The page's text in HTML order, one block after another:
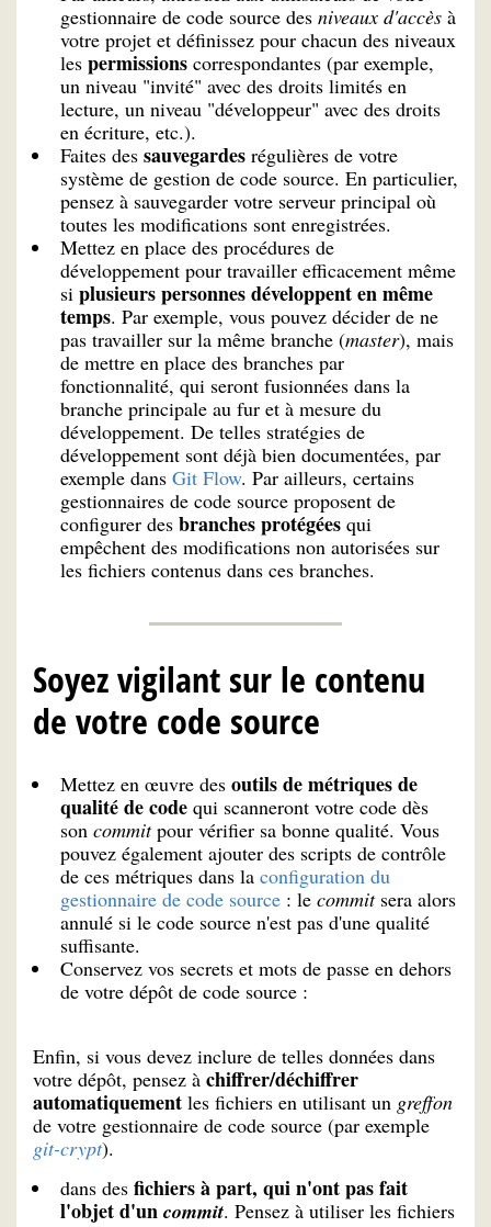
gestionnaire de code source des niveaux d'accès à
votre projet et définissez pour chacun des niveaux
les permissions correspondantes (par exemple,
un niveau "invité" avec des droits limités en
lecture, un niveau "développeur" avec des droits
en écriture, etc.).
Faites des sauvegardes régulières de votre
système de gestion de code source. En particulier,
pensez à sauvegarder votre serveur principal où
toutes les modifications sont enregistrées.
Mettez en place des procédures de
développement pour travailler efficacement même
si plusieurs personnes développent en même
temps. Par exemple, vous pouvez décider de ne
pas travailler sur la même branche (master), mais
de mettre en place des branches par
fonctionnalité, qui seront fusionnées dans la
branche principale au fur et à mesure du
développement. De telles stratégies de
développement sont déjà bien documentées, par
exemple dans Git Flow. Par ailleurs, certains
gestionnaires de code source proposent de
configurer des branches protégées qui
empêchent des modifications non autorisées sur
les fichiers contenus dans ces branches.
Soyez vigilant sur le contenu
de votre code source
Mettez en œuvre des outils de métriques de
qualité de code qui scanneront votre code dès
son commitpour vérifier sa bonne qualité. Vous
pouvez également ajouter des scripts de contrôle
de ces métriques dans la configuration du
gestionnaire de code source : le commitsera alors
annulé si le code source n'est pas d'une qualité
suffisante.
Conservez vos secrets et mots de passe en dehors
de votre dépôt de code source :
Enfin, si vous devez inclure de telles données dans
votre dépôt, pensez à chiffrer/déchiffrer
automatiquement les fichiers en utilisant un greffon
de votre gestionnaire de code source (par exemple
git-crypt).
dans des fichiers à part, qui n'ont pas fait
l'objet d'un commit. Pensez à utiliser les fichiers